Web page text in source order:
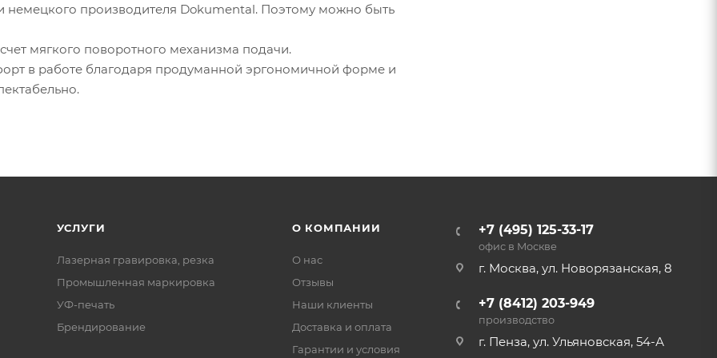
производителя Dokumental. Поэтому можно быть
мягкого поворотного механизма подачи.
в работе благодаря продуманной эргономичной форме и
УСЛУГИ
Лазерная гравировка, резка
Промышленная маркировка
УФ-печать
Брендирование
О КОМПАНИИ
О нас
Отзывы
Наши клиенты
Доставка и оплата
Гарантии и условия
+7 (495) 125-33-17
офис в Москве
г. Москва, ул. Новорязанская, 8
+7 (8412) 203-949
производство
г. Пенза, ул. Ульяновская, 54-А